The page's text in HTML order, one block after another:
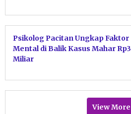
Psikolog Pacitan Ungkap Faktor
Mental di Balik Kasus Mahar Rp3
Miliar
View More